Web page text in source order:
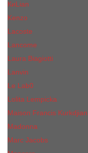
КиLian
Kenzo
Lacoste
Lancome
Laura Biagiotti
Lanvin
Lе Lab0
Lolita Lempicka
Maison Francis Kurkdjian
Madonna
Marc Jacobs